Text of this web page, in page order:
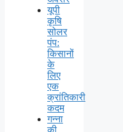
यूपी
कृषि
सोलर
पंप:
किसानों
के
लिए
एक
क्रांतिकारी
कदम
गन्ना